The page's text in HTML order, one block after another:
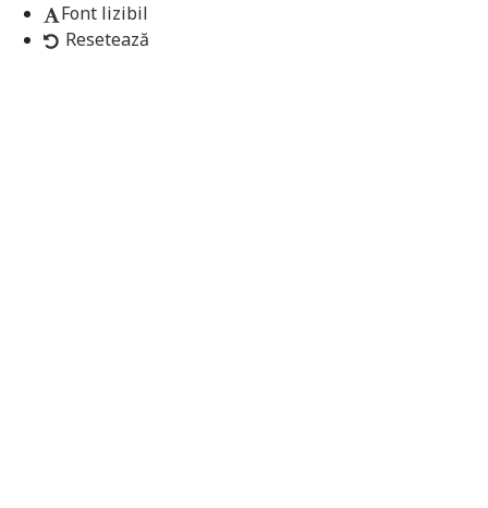
Font lizibil
Resetează